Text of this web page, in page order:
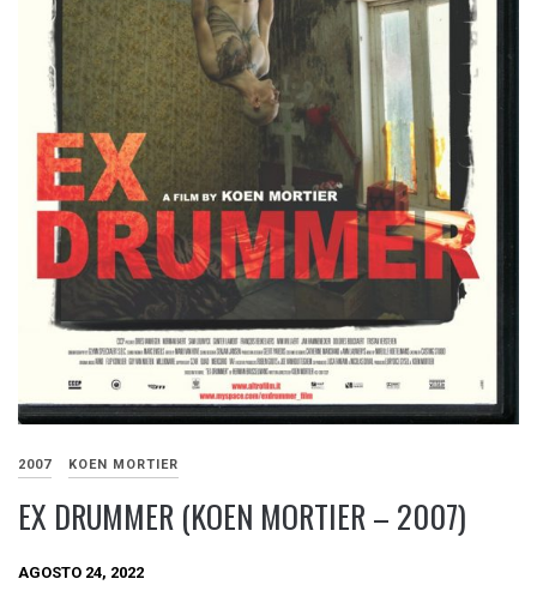
2007 KOEN MORTIER
EX DRUMMER (KOEN MORTIER – 2007)
AGOSTO 24, 2022